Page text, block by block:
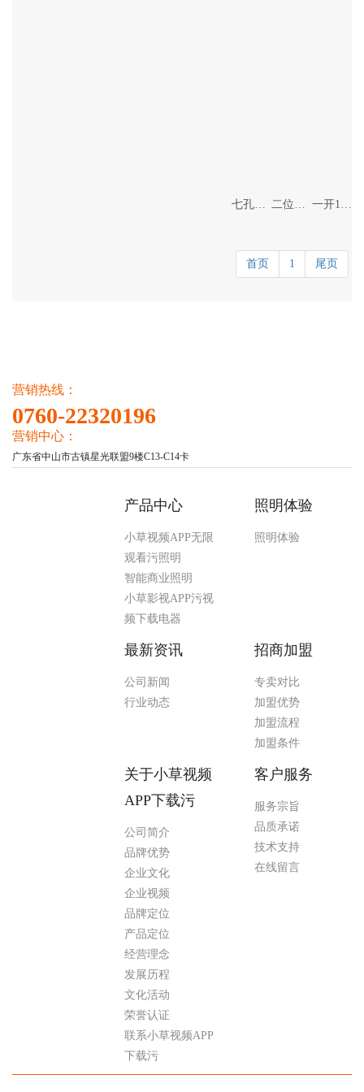
七孔插座 二位开关 一开16A
首页 1 尾页
营销热线：
0760-22320196
营销中心：
广东省中山市古镇星光联盟9楼C13-C14卡
产品中心
小草视频APP无限
观看污照明
智能商业照明
小草影视APP污视
频下载电器
照明体验
照明体验
最新资讯
公司新闻
行业动态
招商加盟
专卖对比
加盟优势
加盟流程
加盟条件
关于小草视频
APP下载污
公司简介
品牌优势
企业文化
企业视频
品牌定位
产品定位
经营理念
发展历程
文化活动
荣誉认证
联系小草视频APP
下载污
客户服务
服务宗旨
品质承诺
技术支持
在线留言